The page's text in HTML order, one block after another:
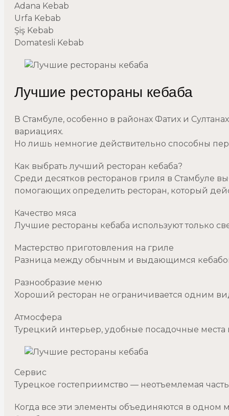
Adana Kebab
Urfa Kebab
Şiş Kebab
Domatesli Kebab
Лучшие рестораны кебаба
В Стамбуле, особенно в районах Фатих и
вариациях.
Но лишь немногие действительно способны
Как выбрать лучший ресторан кебаба?
Среди десятков ресторанов гриля в Стамбуле
помогающих определить ресторан, который
Качество мяса
Лучшие рестораны кебаба используют только
Мастерство приготовления на гриле
Разница между обычным и выдающимся кебабом
Разнообразие меню
Хороший ресторан не ограничивается одним
Атмосфера
Турецкий интерьер, удобные посадочные
Сервис
Турецкое гостеприимство — неотъемлемая
Когда все эти элементы объединяются в одном